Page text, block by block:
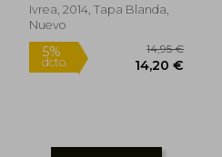
Ivrea, 2014, Tapa Blanda,
Nuevo